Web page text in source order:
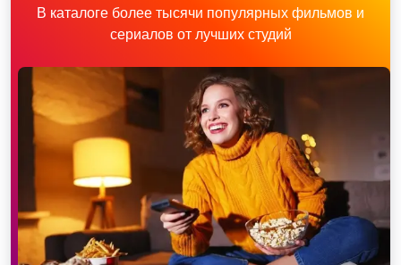
В каталоге более тысячи популярных фильмов и
сериалов от лучших студий